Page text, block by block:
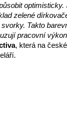
optimisticky.
zelené
Takto
pracovní
, která na